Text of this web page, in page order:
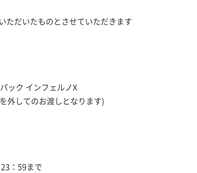
だいたものとさせていただきます
ック インフェルノX
外してのお渡しとなります)
：59まで